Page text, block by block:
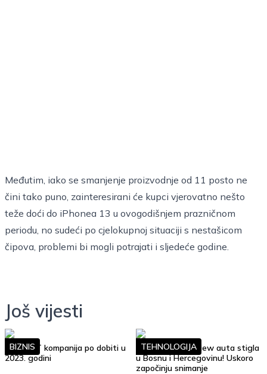
Međutim, iako se smanjenje proizvodnje od 11 posto ne
čini tako puno, zainteresirani će kupci vjerovatno nešto
teže doći do iPhonea 13 u ovogodišnjem prazničnom
periodu, no sudeći po cjelokupnoj situaciji s nestašicom
čipova, problemi bi mogli potrajati i sljedeće godine.
Još vijesti
Top 10 IT kompanija po dobiti u
2023. godini
BIZNIS
Google Street View auta stigla
u Bosnu i Hercegovinu! Uskoro
započinju snimanje
TEHNOLOGIJA